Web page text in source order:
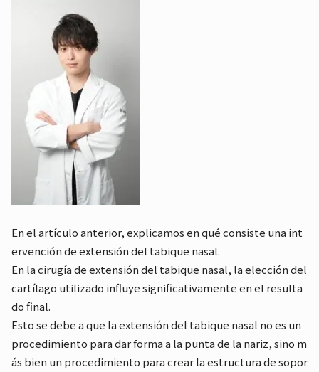
En el artículo anterior, explicamos en qué consiste una int
ervención de extensión del tabique nasal.
En la cirugía de extensión del tabique nasal, la elección del
cartílago utilizado influye significativamente en el resulta
do final.
Esto se debe a que la extensión del tabique nasal no es un
procedimiento para dar forma a la punta de la nariz, sino m
ás bien un procedimiento para crear la estructura de sopor